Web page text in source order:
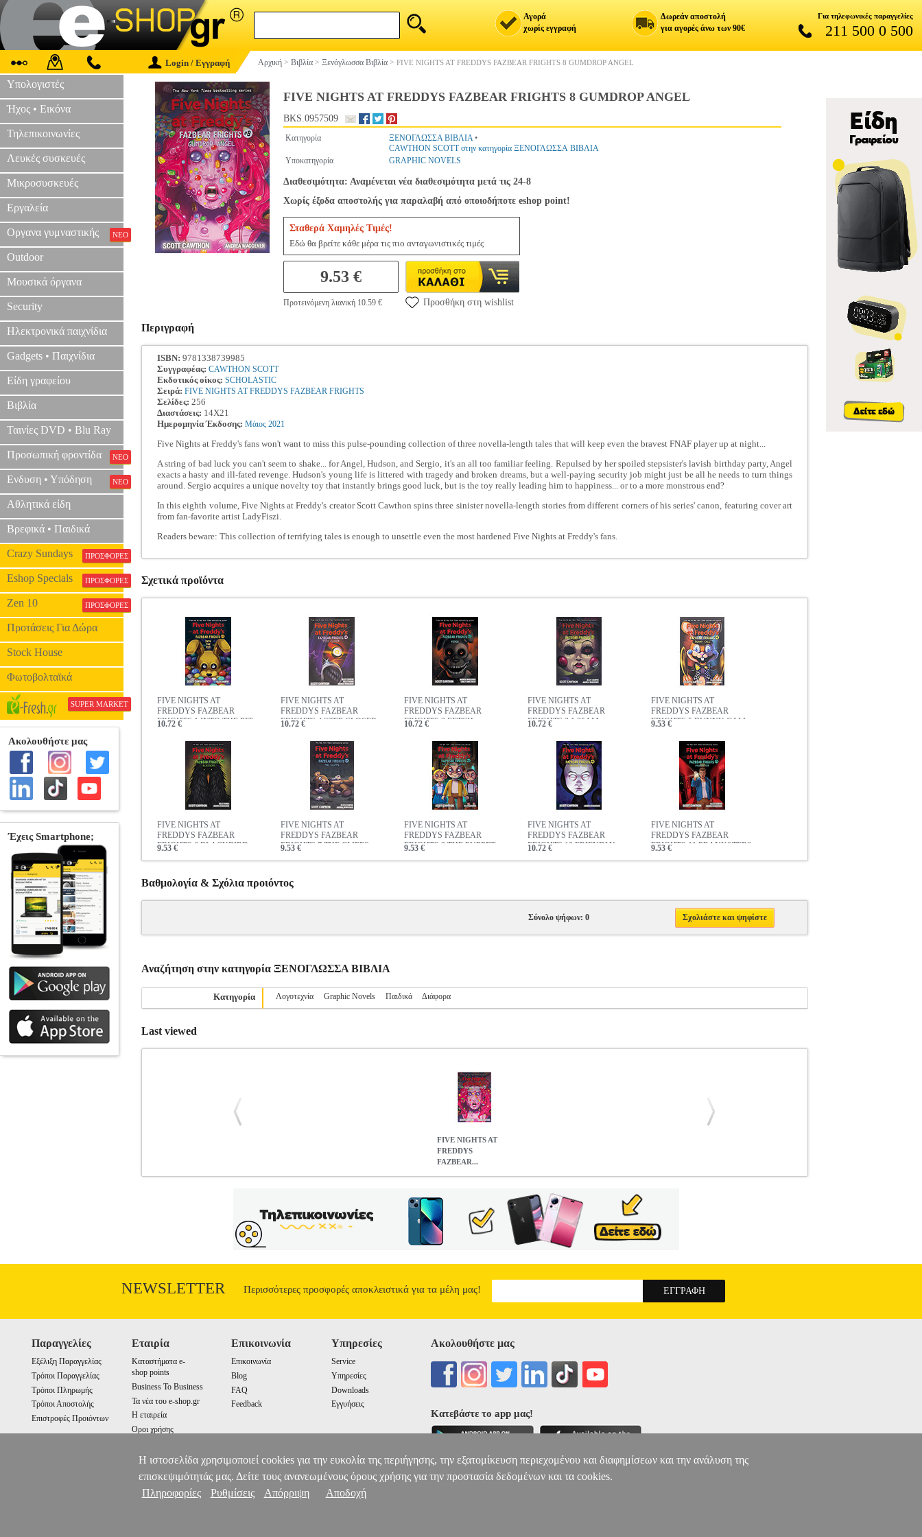
Αγορά
χωρίς εγγραφή
Δωρεάν αποστολή
για αγορές άνω των 90€
Για τηλεφωνικές παραγγελίες
211 500 0 500
Login / Εγγραφή Αρχική > Βιβλία > Ξενόγλωσσα Βιβλία > FIVE NIGHTS AT FREDDYS FAZBEAR FRIGHTS 8 GUMDROP ANGEL
Υπολογιστές
Ήχος • Εικόνα
Τηλεπικοινωνίες
Λευκές συσκευές
Μικροσυσκευές
Εργαλεία
Οργανα γυμναστικής ΝΕΟ
Outdoor
Μουσικά όργανα
Security
Ηλεκτρονικά παιχνίδια
Gadgets • Παιχνίδια
Είδη γραφείου
Βιβλία
Ταινίες DVD • Blu Ray
Προσωπική φροντίδα ΝΕΟ
Ενδυση • Υπόδηση ΝΕΟ
Αθλητικά είδη
Βρεφικά • Παιδικά
Crazy Sundays ΠΡΟΣΦΟΡΕΣ
Eshop Specials ΠΡΟΣΦΟΡΕΣ
Zen 10 ΠΡΟΣΦΟΡΕΣ
Προτάσεις Για Δώρα
Stock House
Φωτοβολταϊκά
SUPER MARKET
FIVE NIGHTS AT FREDDYS FAZBEAR FRIGHTS 8 GUMDROP ANGEL
BKS.0957509
Κατηγορία ΞΕΝΟΓΛΩΣΣΑ ΒΙΒΛΙΑ•
CAWTHON SCOTT στην κατηγορία ΞΕΝΟΓΛΩΣΣΑ ΒΙΒΛΙΑ
Υποκατηγορία
GRAPHIC NOVELS
Διαθεσιμότητα: Αναμένεται νέα διαθεσιμότητα μετά τις 24-8
Χωρίς έξοδα αποστολής για παραλαβή από οποιοδήποτε eshop point!
Σταθερά Χαμηλές Τιμές!
Εδώ θα βρείτε κάθε μέρα τις πιο ανταγωνιστικές τιμές
9.53 €
Προτεινόμενη λιανική 10.59 € Προσθήκη στη wishlist
Περιγραφή
ISBN: 9781338739985
Συγγραφέας: CAWTHON SCOTT
Εκδοτικός οίκος: SCHOLASTIC
Σειρά: FIVE NIGHTS AT FREDDYS FAZBEAR FRIGHTS
Σελίδες: 256
Διαστάσεις: 14Χ21
Ημερομηνία Έκδοσης: Μάιος 2021
Five Nights at Freddy's fans won't want to miss this pulse-pounding collection of three novella-length tales that will keep even the bravest FNAF player up at night...
A string of bad luck you can't seem to shake... for Angel, Hudson, and Sergio, it's an all too familiar feeling. Repulsed by her spoiled stepsister's lavish birthday party, Angel
exacts a hasty and ill-fated revenge. Hudson's young life is littered with tragedy and broken dreams, but a well-paying security job might just be all he needs to turn things
around. Sergio acquires a unique novelty toy that instantly brings good luck, but is the toy really leading him to happiness... or to a more monstrous end?
In this eighth volume, Five Nights at Freddy's creator Scott Cawthon spins three sinister novella-length stories from different corners of his series' canon, featuring cover art
from fan-favorite artist LadyFiszi.
Readers beware: This collection of terrifying tales is enough to unsettle even the most hardened Five Nights at Freddy's fans.
Σχετικά προϊόντα
FIVE NIGHTS AT
FREDDYS FAZBEAR
FRIGHTS 1 INTO THE PIT
10.72 €
FIVE NIGHTS AT
FREDDYS FAZBEAR
FRIGHTS 4 STEP CLOSER
10.72 €
FIVE NIGHTS AT
FREDDYS FAZBEAR
FRIGHTS 2 FETCH
10.72 €
FIVE NIGHTS AT
FREDDYS FAZBEAR
FRIGHTS 3 1:35AM
10.72 €
FIVE NIGHTS AT
FREDDYS FAZBEAR
FRIGHTS 5 BUNNY CALL
9.53 €
FIVE NIGHTS AT
FREDDYS FAZBEAR
FRIGHTS 6 BLACKBIRD
9.53 €
FIVE NIGHTS AT
FREDDYS FAZBEAR
FRIGHTS 7 THE CLIFFS
9.53 €
FIVE NIGHTS AT
FREDDYS FAZBEAR
FRIGHTS 9 THE PUPPET
9.53 €
FIVE NIGHTS AT
FREDDYS FAZBEAR
FRIGHTS 10 FRIENDLY
10.72 €
FIVE NIGHTS AT
FREDDYS FAZBEAR
FRIGHTS 11 PRANKSTERS
9.53 €
Βαθμολογία & Σχόλια προιόντος
Σύνολο ψήφων: 0 Σχολιάστε και ψηφίστε
Αναζήτηση στην κατηγορία ΞΕΝΟΓΛΩΣΣΑ ΒΙΒΛΙΑ
Κατηγορία Λογοτεχνία Graphic Novels Παιδικά Διάφορα
Last viewed
FIVE NIGHTS AT
FREDDYS
FAZBEAR...
Κατηγορία: ΞΕΝΟΓΛΩΣΣΑ ΒΙΒΛΙΑ •CAWTHON SCOTT στην κατηγορία ΞΕΝΟΓΛΩΣΣΑ ΒΙΒΛΙΑ ISBN: 9781338739985
Συγγραφέας: CAWTHON SCOTT Εκδοτικός οίκος: SCHOLASTIC Σειρά: FIVE NIGHTS AT FREDDYS FAZBEAR FRIGHTS Σελίδες: 256 Διαστάσεις:
14Χ21 Ημερομηνία Έκδοσης: Μάιος 2021 Five Nights at Freddy's fans won't want to miss this pulse-pounding collection of three novella-length tales that will
keep even the bravest FNAF player up at night... A string of bad luck you can't seem to shake... for Angel, Hudson, and Sergio, it's an all too familiar feeling.
Repulsed by her spoiled stepsister's lavish birthday party, Angel exacts a hasty and ill-fated revenge. Hudson's young life is littered with tragedy and broken
novella-length stories from different corners of his series' canon, featuring cover art from fan-favorite artist LadyFiszi. Readers beware: This collection of terrifying
tales is enough to unsettle even the most hardened Five Nights at Freddy's fans.FIVE NIGHTS AT FREDDYS FAZBEAR FRIGHTS 8 GUMDROP ANGEL
NEWSLETTER Περισσότερες προσφορές αποκλειστικά για τα μέλη μας!
Παραγγελίες
Εξέλιξη Παραγγελίας
Τρόποι Παραγγελίας
Τρόποι Πληρωμής
Τρόποι Αποστολής
Επιστροφές Προιόντων
Εταιρία
Καταστήματα e-
shop points
Business To Business
Τα νέα του e-shop.gr
Η εταιρεία
Οροι χρήσης
Επικοινωνία
Επικοινωνία
Blog
FAQ
Feedback
Υπηρεσίες
Service
Υπηρεσίες
Downloads
Εγγυήσεις
Ακολουθήστε μας
Κατεβάστε το app μας!
Η ιστοσελίδα χρησιμοποιεί cookies για την ευκολία της περιήγησης, την εξατομίκευση περιεχομένου και διαφημίσεων και την ανάλυση της
επισκεψιμότητάς μας. Δείτε τους ανανεωμένους όρους χρήσης για την προστασία δεδομένων και τα cookies.
Πληροφορίες
Ρυθμίσεις Απόρριψη Αποδοχή